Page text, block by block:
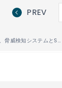
PREV
ストラトスフィア、脅威検知システムとSDN技術を連携させる エンタープライズ向け次世代型セキュリティソリューションを発表